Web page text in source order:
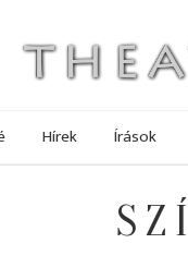
Hírek Írások